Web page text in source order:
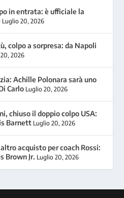
in entrata: è ufficiale la
Luglio 20, 2026
colpo a sorpresa: da Napoli
2026
Achille Polonara sarà uno
Carlo Luglio 20, 2026
chiuso il doppio colpo USA:
Barnett Luglio 20, 2026
acquisto per coach Rossi:
Brown Jr. Luglio 20, 2026